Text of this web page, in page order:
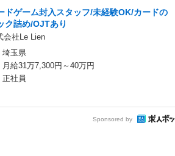
ドゲーム封入スタッフ/未経験OK/カードの
ク詰め/OJTあり
会社Le Lien
埼玉県
月給31万7,300円～40万円
正社員
Sponsored by